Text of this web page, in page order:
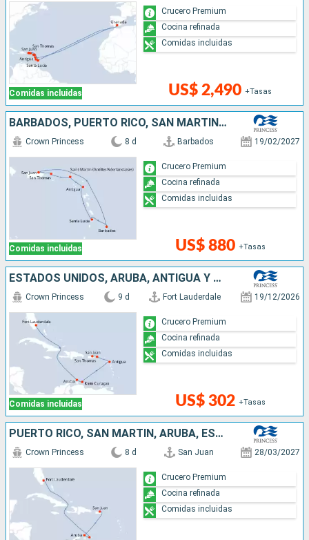
Comidas incluidas US$ 2,490 +Tasas
Crucero Premium
Cocina refinada
Comidas incluidas
BARBADOS, PUERTO RICO, SAN MARTÍN, ANTIGUA Y BARBUDA, SANTA LUCIA
Comidas incluidas
Crown Princess 8 d Barbados 19/02/2027
US$ 880 +Tasas
Crucero Premium
Cocina refinada
Comidas incluidas
ESTADOS UNIDOS, ARUBA, ANTIGUA Y BARBUDA, PUERTO RICO
Comidas incluidas
Crown Princess 9 d Fort Lauderdale 19/12/2026
US$ 302 +Tasas
Crucero Premium
Cocina refinada
Comidas incluidas
PUERTO RICO, SAN MARTÍN, ARUBA, ESTADOS UNIDOS
Crown Princess 8 d San Juan 28/03/2027
Crucero Premium
Cocina refinada
Comidas incluidas